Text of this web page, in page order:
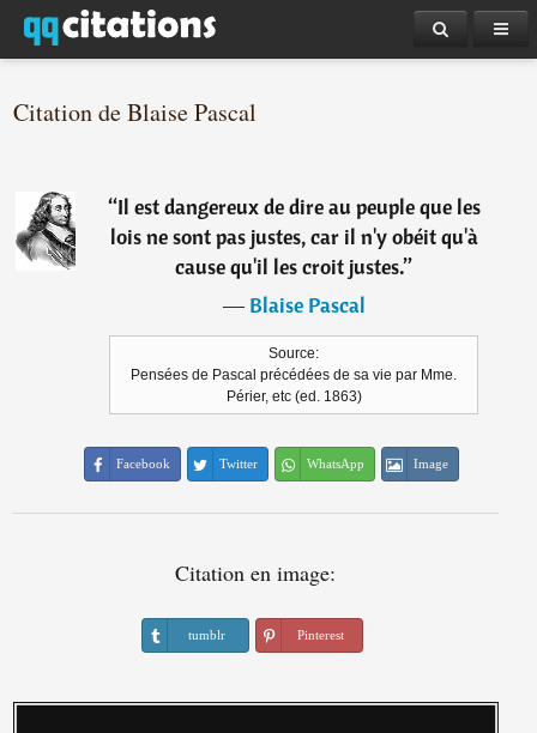
Citation de Blaise Pascal
“Il est dangereux de dire au peuple que les
lois ne sont pas justes, car il n'y obéit qu'à
cause qu'il les croit justes.”
―Blaise Pascal
Source:
Pensées de Pascal précédées de sa vie par Mme.
Périer, etc (ed. 1863)
Facebook Twitter WhatsApp Image
Citation en image:
tumblr Pinterest